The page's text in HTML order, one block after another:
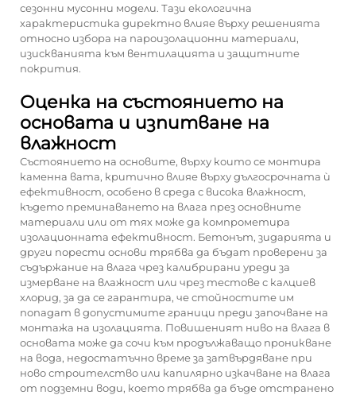
сезонни мусонни модели. Тази екологична
характеристика директно влияе върху решенията
относно избора на пароизолационни материали,
изискванията към вентилацията и защитните
покрития.
Оценка на състоянието на
основата и изпитване на
влажност
Състоянието на основите, върху които се монтира
каменна вата, критично влияе върху дългосрочната ѝ
ефективност, особено в среда с висока влажност,
където преминаването на влага през основните
материали или от тях може да компрометира
изолационната ефективност. Бетонът, зидарията и
други порести основи трябва да бъдат проверени за
съдържание на влага чрез калибрирани уреди за
измерване на влажност или чрез тестове с калциев
хлорид, за да се гарантира, че стойностите им
попадат в допустимите граници преди започване на
монтажа на изолацията. Повишеният ниво на влага в
основата може да сочи към продължаващо проникване
на вода, недостатъчно време за затвърдяване при
ново строителство или капилярно изкачване на влага
от подземни води, което трябва да бъде отстранено